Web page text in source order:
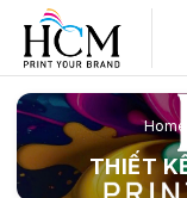
Home
THIẾT